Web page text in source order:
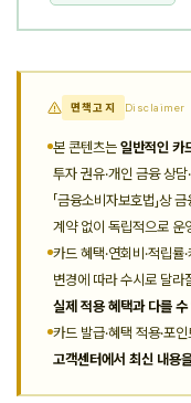
면책고지 Disclaimer
본 콘텐츠는 일반적인 카
투자 권유·개인 금융 상
「금융소비자보호법」상
계약 없이 독립적으로 운
카드 혜택·연회비·적립
변경에 따라 수시로 달라
실제 적용 혜택과 다를
카드 발급·혜택 적용·포
고객센터에서 최신 내용